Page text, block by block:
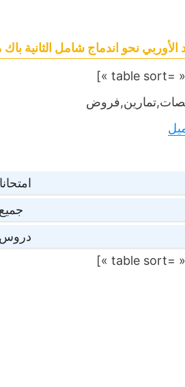
الأوربي نحو اندماج شامل الثانية
دروس